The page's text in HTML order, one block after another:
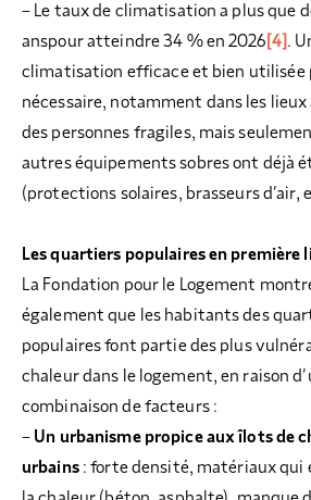
– Le taux de climatisation a plus que
anspour atteindre 34 % en 2026 [4] .
climatisation efficace et bien utilisée
nécessaire, notamment dans les
des personnes fragiles, mais
autres équipements sobres ont déjà
(protections solaires, brasseurs d’air,
Les quartiers populaires en première
La Fondation pour le Logement
également que les habitants des
populaires font partie des plus
chaleur dans le logement, en raison
combinaison de facteurs :
– Un urbanisme propice aux îlots de
urbains: forte densité, matériaux qui